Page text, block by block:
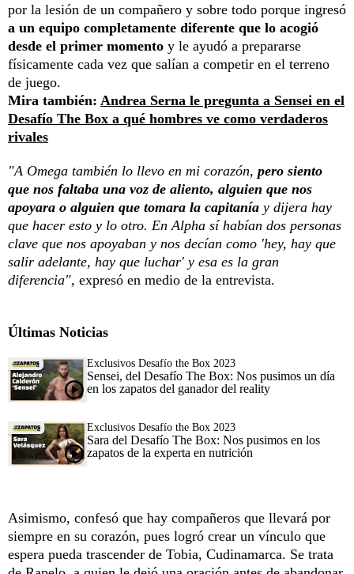
por la lesión de un compañero y sobre todo porque ingresó
a un equipo completamente diferente que lo acogió
desde el primer momento y le ayudó a prepararse
físicamente cada vez que salían a competir en el terreno
de juego.
Mira también: Andrea Serna le pregunta a Sensei en el
Desafío The Box a qué hombres ve como verdaderos
rivales
"A Omega también lo llevo en mi corazón, pero siento
que nos faltaba una voz de aliento, alguien que nos
apoyara o alguien que tomara la capitanía y dijera hay
que hacer esto y lo otro. En Alpha sí habían dos personas
clave que nos apoyaban y nos decían como 'hey, hay que
salir adelante, hay que luchar' y esa es la gran
diferencia", expresó en medio de la entrevista.
Últimas Noticias
Exclusivos Desafío the Box 2023
Sensei, del Desafío The Box: Nos pusimos un día
en los zapatos del ganador del reality
Exclusivos Desafío the Box 2023
Sara del Desafío The Box: Nos pusimos en los
zapatos de la experta en nutrición
Asimismo, confesó que hay compañeros que llevará por
siempre en su corazón, pues logró crear un vínculo que
espera pueda trascender de Tobia, Cudinamarca. Se trata